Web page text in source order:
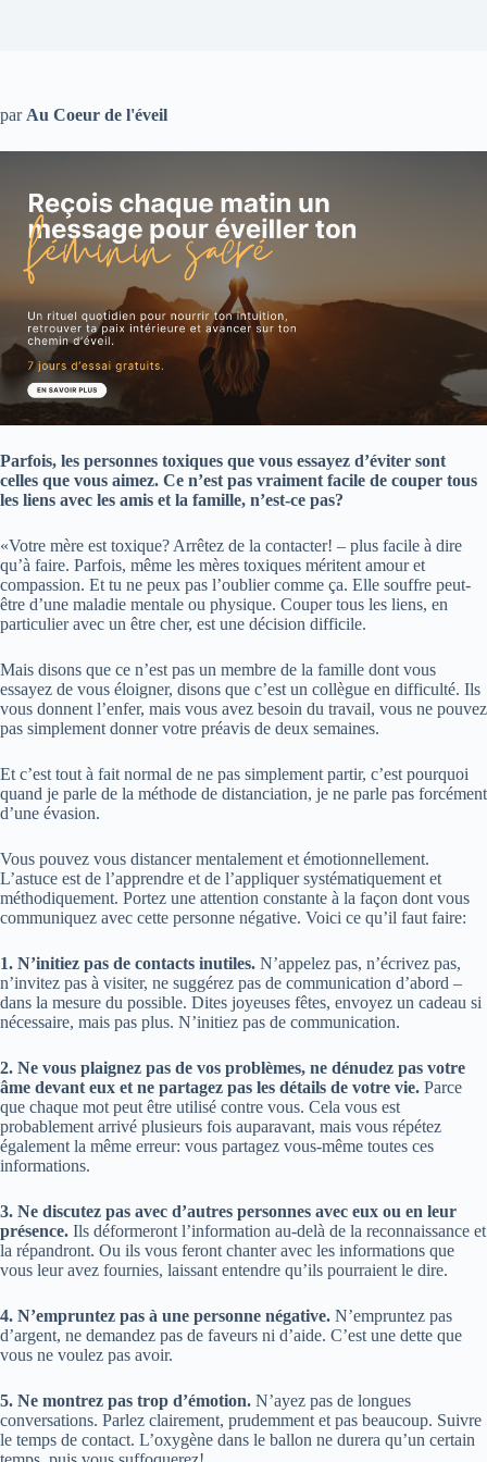
par Au Coeur de l'éveil
Parfois, les personnes toxiques que vous essayez d’éviter sont
celles que vous aimez. Ce n’est pas vraiment facile de couper tous
les liens avec les amis et la famille, n’est-ce pas?
«Votre mère est toxique? Arrêtez de la contacter! – plus facile à dire
qu’à faire. Parfois, même les mères toxiques méritent amour et
compassion. Et tu ne peux pas l’oublier comme ça. Elle souffre peut-
être d’une maladie mentale ou physique. Couper tous les liens, en
particulier avec un être cher, est une décision difficile.
Mais disons que ce n’est pas un membre de la famille dont vous
essayez de vous éloigner, disons que c’est un collègue en difficulté. Ils
vous donnent l’enfer, mais vous avez besoin du travail, vous ne pouvez
pas simplement donner votre préavis de deux semaines.
Et c’est tout à fait normal de ne pas simplement partir, c’est pourquoi
quand je parle de la méthode de distanciation, je ne parle pas forcément
d’une évasion.
Vous pouvez vous distancer mentalement et émotionnellement.
L’astuce est de l’apprendre et de l’appliquer systématiquement et
méthodiquement. Portez une attention constante à la façon dont vous
communiquez avec cette personne négative. Voici ce qu’il faut faire:
1. N’initiez pas de contacts inutiles. N’appelez pas, n’écrivez pas,
n’invitez pas à visiter, ne suggérez pas de communication d’abord –
dans la mesure du possible. Dites joyeuses fêtes, envoyez un cadeau si
nécessaire, mais pas plus. N’initiez pas de communication.
2. Ne vous plaignez pas de vos problèmes, ne dénudez pas votre
âme devant eux et ne partagez pas les détails de votre vie. Parce
que chaque mot peut être utilisé contre vous. Cela vous est
probablement arrivé plusieurs fois auparavant, mais vous répétez
également la même erreur: vous partagez vous-même toutes ces
informations.
3. Ne discutez pas avec d’autres personnes avec eux ou en leur
présence. Ils déformeront l’information au-delà de la reconnaissance et
la répandront. Ou ils vous feront chanter avec les informations que
vous leur avez fournies, laissant entendre qu’ils pourraient le dire.
4. N’empruntez pas à une personne négative. N’empruntez pas
d’argent, ne demandez pas de faveurs ni d’aide. C’est une dette que
vous ne voulez pas avoir.
5. Ne montrez pas trop d’émotion. N’ayez pas de longues
conversations. Parlez clairement, prudemment et pas beaucoup. Suivre
le temps de contact. L’oxygène dans le ballon ne durera qu’un certain